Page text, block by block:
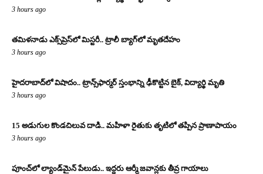
3 hours ago
తమిళనాడు ఎక్స్‌ప్రెస్‌లో మిస్టరీ.. ట్రాలీ బ్యాగ్‌లో మృతదేహం
3 hours ago
హైదరాబాద్‌లో విషాదం.. ట్రాన్స్‌ఫార్మర్ స్తంభాన్ని ఢీకొట్టిన బైక్, విద్యార్థి మృతి
3 hours ago
15 అడుగుల కొండచిలువ దాడి.. మహిళా రైతుకు తృటిలో తప్పిన ప్రాణాపాయం
3 hours ago
పూంచ్‌లో ల్యాండ్‌మైన్ పేలుడు.. ఇద్దరు ఆర్మీ జవాన్లకు తీవ్ర గాయాలు